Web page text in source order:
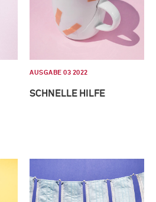
AUSGABE 03 2022
SCHNELLE HILFE